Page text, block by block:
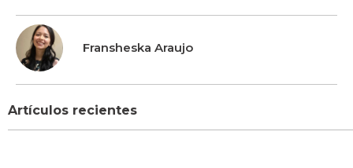
Fransheska Araujo
Artículos recientes